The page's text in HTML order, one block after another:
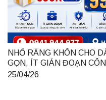
NHỔ RĂNG KHÔN CHO
GỌN, ÍT GIÁN ĐOẠN
990K TẠI HÀ NỘI
25/04/26